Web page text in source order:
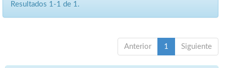
Resultados 1-1 de 1.
Anterior 1 Siguiente